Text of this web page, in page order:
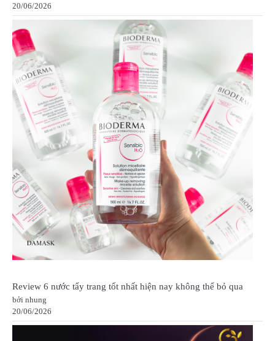
20/06/2026
Review 6 nước tẩy trang tốt nhất hiện nay không thể bỏ qua
bởi nhung
20/06/2026